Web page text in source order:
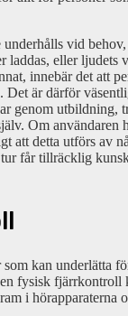
underhålls vid
laddas, eller ljudets
innebär det att
Det är därför
genom utbildning,
Om användaren
att detta utförs av
får tillräcklig
kan underlätta
fysisk fjärrkontroll
i hörapparaterna